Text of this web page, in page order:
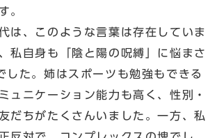
。
は、このような言葉は存在していま
私自身も「陰と陽の呪縛」に悩まさ
した。姉はスポーツも勉強もできる
ュニケーション能力も高く、性別・
だちがたくさんいました。一方、私